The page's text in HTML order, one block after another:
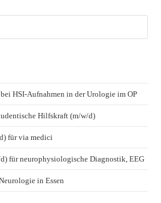
HSI-Aufnahmen in der Urologie im OP
Hilfskraft (m/w/d)
für via medici
für neurophysiologische Diagnostik, EEG
in Essen